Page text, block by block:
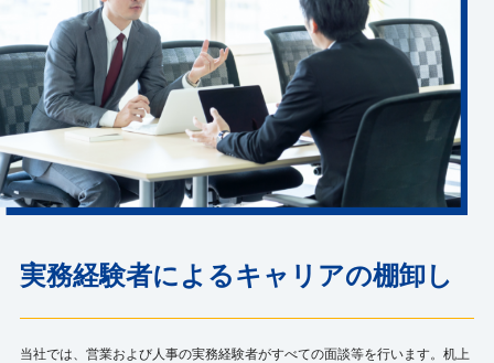
実務経験者によるキャリアの棚卸し
当社では、営業および人事の実務経験者がすべての面談等を行います。机上